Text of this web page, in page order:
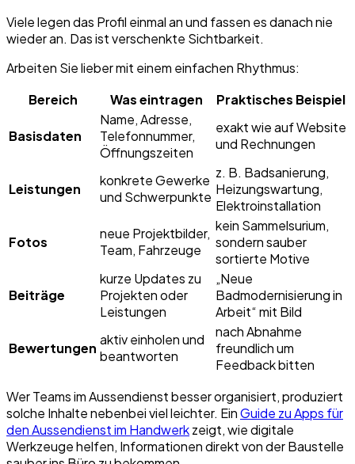
Viele legen das Profil einmal an und fassen es danach nie
wieder an. Das ist verschenkte Sichtbarkeit.
Arbeiten Sie lieber mit einem einfachen Rhythmus:
Bereich
Was eintragen Praktisches Beispiel
Basisdaten
Name, Adresse,
Telefonnummer,
Öffnungszeiten
exakt wie auf Website
und Rechnungen
Leistungen
konkrete Gewerke
und Schwerpunkte
z. B. Badsanierung,
Heizungswartung,
Elektroinstallation
Fotos
neue Projektbilder,
Team, Fahrzeuge
kein Sammelsurium,
sondern sauber
sortierte Motive
Beiträge
kurze Updates zu
Projekten oder
Leistungen
„Neue
Badmodernisierung in
Arbeit“ mit Bild
Bewertungen
aktiv einholen und
beantworten
nach Abnahme
freundlich um
Feedback bitten
Wer Teams im Aussendienst besser organisiert, produziert
solche Inhalte nebenbei viel leichter. EinGuide zu Apps für
den Aussendienst im Handwerkzeigt, wie digitale
Werkzeuge helfen, Informationen direkt von der Baustelle